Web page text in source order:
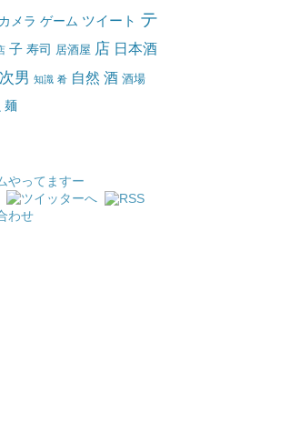
カメラ ゲーム ツイート テ
子 寿司 居酒屋 店 日本酒
次男 知識 肴 自然 酒 酒場
麺